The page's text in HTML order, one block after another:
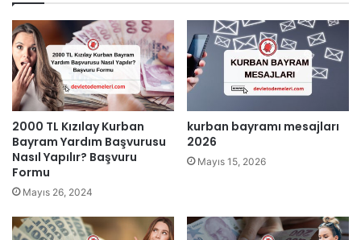
2000 TL Kızılay Kurban
Bayram Yardım Başvurusu
Nasıl Yapılır? Başvuru
Formu
Mayıs 26, 2024
kurban bayramı mesajları
2026
Mayıs 15, 2026